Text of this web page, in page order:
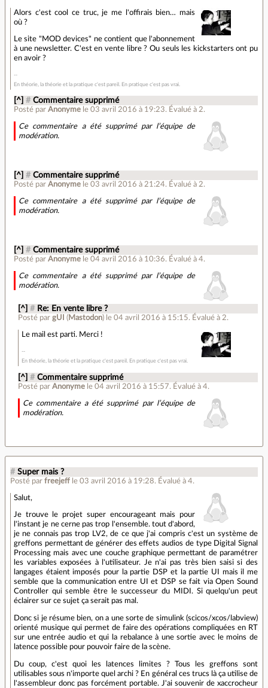
Alors c'est cool ce truc, je me l'offirais bien… mais
où ?
Le site "MOD devices" ne contient que l'abonnement
à une newsletter. C'est en vente libre ? Ou seuls les kickstarters ont pu
en avoir ?
En théorie, la théorie et la pratique c'est pareil. En pratique c'est pas vrai.
[^] # Commentaire supprimé
Posté parAnonyme le 03 avril 2016 à 19:23. Évalué à 2.
Ce commentaire a été supprimé par l’équipe de
modération.
[^] # Commentaire supprimé
Posté parAnonyme le 03 avril 2016 à 21:24. Évalué à 2.
Ce commentaire a été supprimé par l’équipe de
modération.
[^] # Commentaire supprimé
Posté parAnonyme le 04 avril 2016 à 10:36. Évalué à4.
Ce commentaire a été supprimé par l’équipe de
modération.
[^] # Re: En vente libre ?
Posté par gUI (Mastodon) le 04 avril 2016 à 15:15. Évalué à 2.
Le mail est parti. Merci !
En théorie, la théorie et la pratique c'est pareil. En pratique c'est pas vrai.
[^] # Commentaire supprimé
Posté par Anonyme le 04 avril 2016 à 15:57. Évalué à 4.
Ce commentaire a été supprimé par l’équipe de
modération.
# Super mais ?
Posté par freejeff le 03 avril 2016 à 19:28. Évalué à 4.
Salut,
Je trouve le projet super encourageant mais pour
l'instant je ne cerne pas trop l'ensemble. tout d'abord,
je ne connais pas trop LV2, de ce que j'ai compris c'est un système de
greffons permettant de générer des effets audios de type Digital Signal
Processing mais avec une couche graphique permettant de paramétrer
les variables exposées à l'utilisateur. Je n'ai pas très bien saisi si des
langages étaient imposés pour la partie DSP et la partie UI mais il me
semble que la communication entre UI et DSP se fait via Open Sound
Controller qui semble être le successeur du MIDI. Si quelqu'un peut
éclairer sur ce sujet ça serait pas mal.
Donc si je résume bien, on a une sorte de simulink (scicos/xcos/labview)
orienté musique qui permet de faire des opérations compliquées en RT
sur une entrée audio et qui la rebalance à une sortie avec le moins de
latence possible pour pouvoir faire de la scène.
Du coup, c'est quoi les latences limites ? Tous les greffons sont
utilisables sous n'importe quel archi ? En général ces trucs là ça utilise de
l'assembleur donc pas forcément portable. J'ai souvenir de xaccrocheur